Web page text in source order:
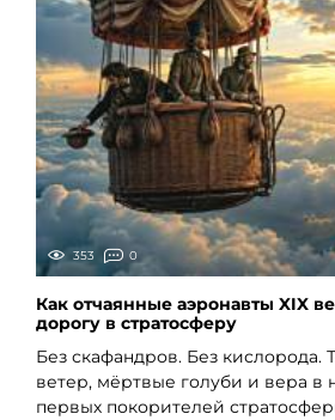
353 0
Как отчаянные аэронавты XIX
дорогу в стратосферу
Без скафандров. Без кислорода.
ветер, мёртвые голуби и вера в
первых покорителей